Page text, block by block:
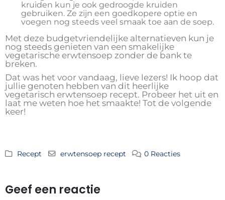
kruiden kun je ook gedroogde kruiden
gebruiken. Ze zijn een goedkopere optie en
voegen nog steeds veel smaak toe aan de soep.
Met deze budgetvriendelijke alternatieven kun je
nog steeds genieten van een smakelijke
vegetarische erwtensoep zonder de bank te
breken.
Dat was het voor vandaag, lieve lezers! Ik hoop dat
jullie genoten hebben van dit heerlijke
vegetarisch erwtensoep recept. Probeer het uit en
laat me weten hoe het smaakte! Tot de volgende
keer!
Recept erwtensoep recept 0 Reacties
Geef een reactie